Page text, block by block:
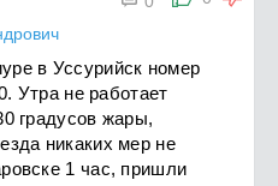
в Уссурийск номер
Утра не работает
градусов жары,
никаких мер не
1 час, пришли